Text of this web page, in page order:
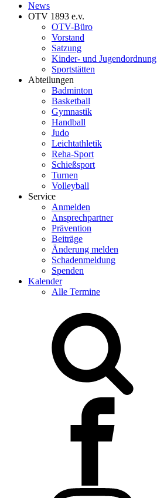
News
OTV 1893 e.v.
OTV-Büro
Vorstand
Satzung
Kinder- und Jugendordnung
Sportstätten
Abteilungen
Badminton
Basketball
Gymnastik
Handball
Judo
Leichtathletik
Reha-Sport
Schießsport
Turnen
Volleyball
Service
Anmelden
Ansprechpartner
Prävention
Beiträge
Änderung melden
Schadenmeldung
Spenden
Kalender
Alle Termine